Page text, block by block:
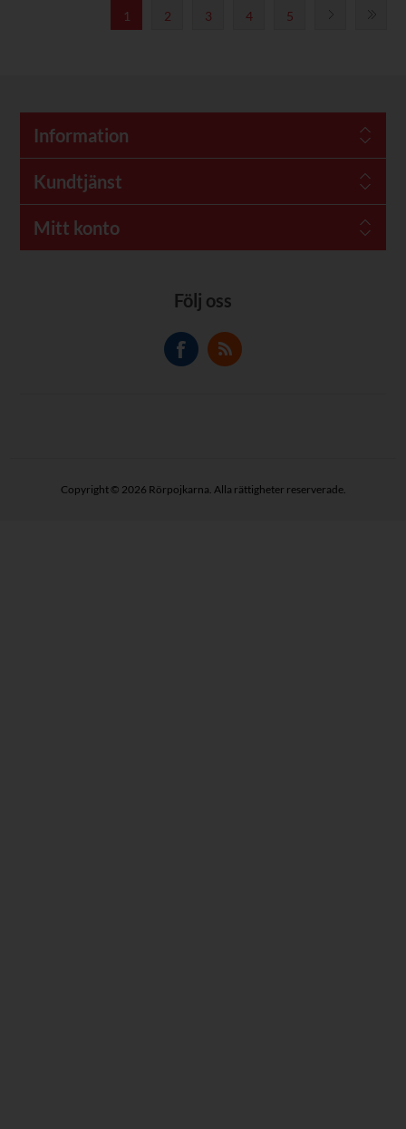
1 2 3 4 5
Information
Kundtjänst
Mitt konto
Följ oss
Copyright © 2026 Rörpojkarna. Alla rättigheter reserverade.